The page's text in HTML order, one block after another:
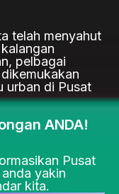
telah menyahut
pelbagai
urban di Pusat
ANDA!
Pusat
yakin
kita.